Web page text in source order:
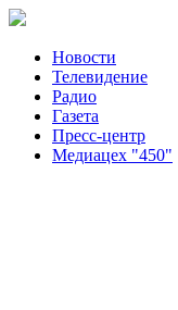
Новости
Телевидение
Радио
Газета
Пресс-центр
Медиацех "450"